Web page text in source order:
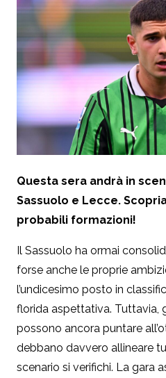
Questa sera andrà in
Sassuolo e Lecce.
probabili formazioni!
Il Sassuolo ha ormai
forse anche le proprie
l’undicesimo posto in
florida aspettativa. Tuttavia,
possono ancora puntare
debbano davvero allineare
scenario si verifichi. La gara